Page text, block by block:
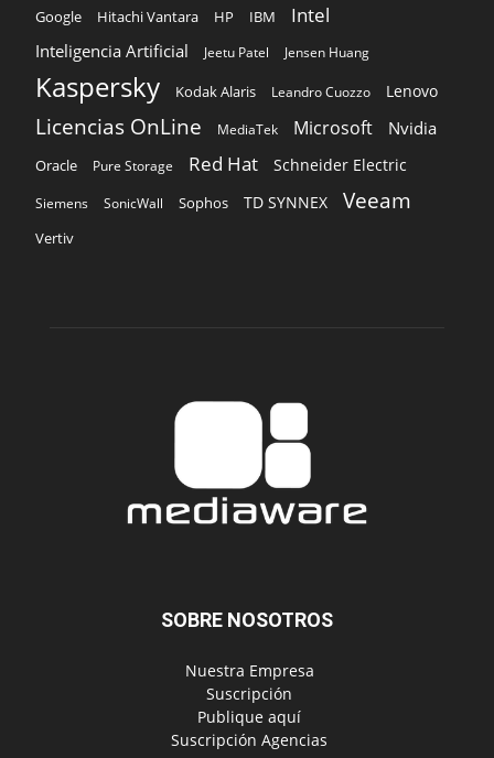
Google Hitachi Vantara HP IBM Intel
Inteligencia Artificial Jeetu Patel Jensen Huang
Kaspersky Kodak Alaris Leandro Cuozzo Lenovo
Licencias OnLine MediaTek Microsoft Nvidia
Oracle Pure Storage Red Hat Schneider Electric
Siemens SonicWall Sophos TD SYNNEX Veeam
Vertiv
SOBRE NOSOTROS
‎ Nuestra Empresa
‎ Suscripción
‎ Publique aquí
‎ Suscripción Agencias